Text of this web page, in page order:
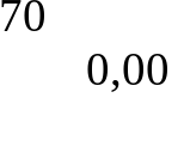
: 0,00